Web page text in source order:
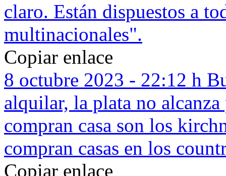
claro. Están dispuestos a
multinacionales".
Copiar enlace
8 octubre 2023 - 22:12 h
alquilar, la plata no
compran casa son los
compran casas en los
Copiar enlace